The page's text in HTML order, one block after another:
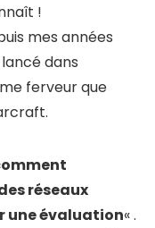
!
mes années
dans
ferveur que
réseaux
une évaluation« .